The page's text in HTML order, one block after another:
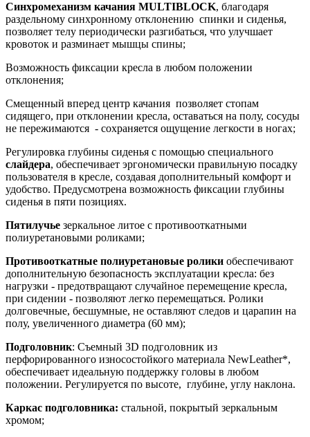
Синхромеханизм качания MULTIBLOCK, благодаря
раздельному синхронному отклонению спинки и сиденья,
позволяет телу периодически разгибаться, что улучшает
кровоток и разминает мышцы спины;
Возможность фиксации кресла в любом положении
отклонения;
Смещенный вперед центр качания позволяет стопам
сидящего, при отклонении кресла, оставаться на полу, сосуды
не пережимаются - сохраняется ощущение легкости в ногах;
Регулировка глубины сиденья с помощью специального
слайдера, обеспечивает эргономически правильную посадку
пользователя в кресле, создавая дополнительный комфорт и
удобство. Предусмотрена возможность фиксации глубины
сиденья в пяти позициях.
Пятилучье зеркальное литое с противооткатными
полиуретановыми роликами;
Противооткатные полиуретановые ролики обеспечивают
дополнительную безопасность эксплуатации кресла: без
нагрузки - предотвращают случайное перемещение кресла,
при сидении - позволяют легко перемещаться. Ролики
долговечные, бесшумные, не оставляют следов и царапин на
полу, увеличенного диаметра (60 мм);
Подголовник: Съемный 3D подголовник из
перфорированного износостойкого материала NewLeather*,
обеспечивает идеальную поддержку головы в любом
положении. Регулируется по высоте, глубине, углу наклона.
Каркас подголовника: стальной, покрытый зеркальным
хромом;